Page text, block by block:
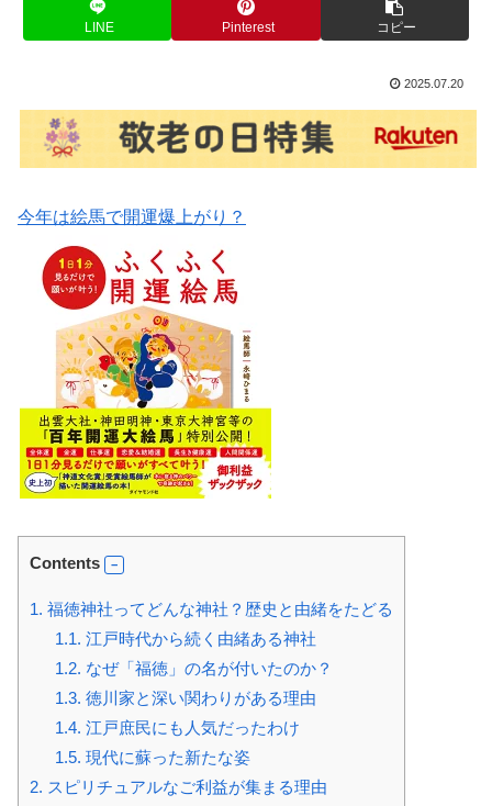
LINE Pinterest コピー
2025.07.20
今年は絵馬で開運爆上がり？
Contents
1. 福徳神社ってどんな神社？歴史と由緒をたどる
1.1. 江戸時代から続く由緒ある神社
1.2. なぜ「福徳」の名が付いたのか？
1.3. 徳川家と深い関わりがある理由
1.4. 江戸庶民にも人気だったわけ
1.5. 現代に蘇った新たな姿
2. スピリチュアルなご利益が集まる理由